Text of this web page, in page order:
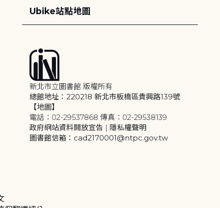
Ubike站點地圖
新北市立圖書館 版權所有
總館地址：220218 新北市板橋區貴興路139號
【地圖】
電話：02-29537868 傳真：02-29538139
政府網站資料開放宣告 | 隱私權聲明
圖書館信箱：cad2170001@ntpc.gov.tw